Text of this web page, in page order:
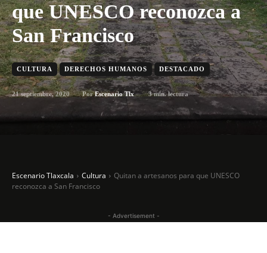
que UNESCO reconozca a
San Francisco
CULTURA DERECHOS HUMANOS DESTACADO
21 septiembre, 2020 Por Escenario Tlx 3min. lectura
Escenario Tlaxcala Cultura
Quitan a artesanos para que UNESCO
reconozca a San Francisco
- Advertisement -